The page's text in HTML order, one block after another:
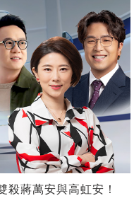
殺蔣萬安與高虹安！